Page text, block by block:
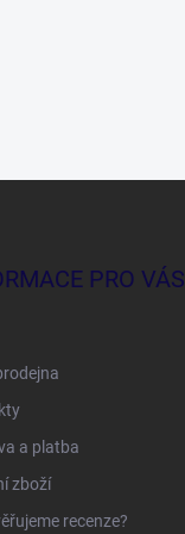
PRO VÁS
a platba
zboží
recenze?